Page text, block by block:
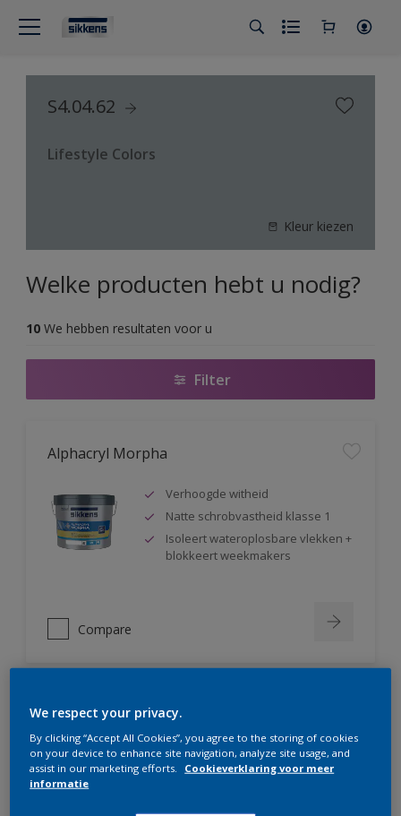
S4.04.62
Lifestyle Colors
Kleur kiezen
Welke producten hebt u nodig?
10 We hebben resultaten voor u
Filter
Alphacryl Morpha
Verhoogde witheid
Natte schrobvastheid klasse 1
Isoleert wateroplosbare vlekken +
blokkeert weekmakers
Compare
Alphacryl Perlino
Natte schrobvastheid klasse 1 +
glanst niet op
We respect your privacy.
By clicking “Accept All Cookies”, you agree to the storing of cookies
on your device to enhance site navigation, analyze site usage, and
assist in our marketing efforts.
Cookieverklaring voor meer
informatie